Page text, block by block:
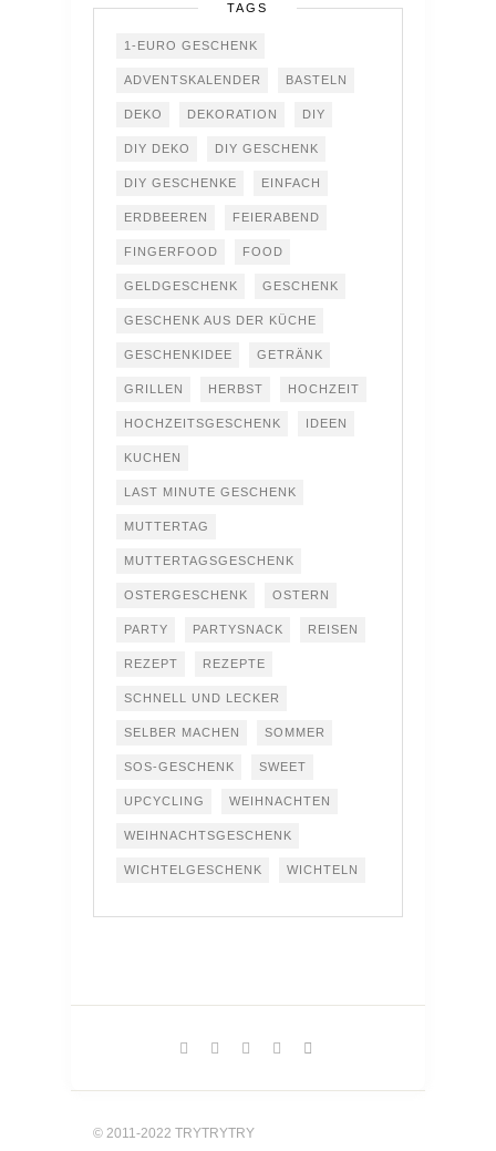
TAGS
1-EURO GESCHENK
ADVENTSKALENDER BASTELN
DEKO DEKORATION DIY
DIY DEKO DIY GESCHENK
DIY GESCHENKE EINFACH
ERDBEEREN FEIERABEND
FINGERFOOD FOOD
GELDGESCHENK GESCHENK
GESCHENK AUS DER KÜCHE
GESCHENKIDEE GETRÄNK
GRILLEN HERBST HOCHZEIT
HOCHZEITSGESCHENK IDEEN
KUCHEN
LAST MINUTE GESCHENK
MUTTERTAG
MUTTERTAGSGESCHENK
OSTERGESCHENK OSTERN
PARTY PARTYSNACK REISEN
REZEPT REZEPTE
SCHNELL UND LECKER
SELBER MACHEN SOMMER
SOS-GESCHENK SWEET
UPCYCLING WEIHNACHTEN
WEIHNACHTSGESCHENK
WICHTELGESCHENK WICHTELN
© 2011-2022 TRYTRYTRY